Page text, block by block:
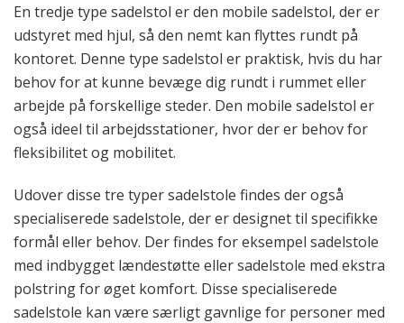
En tredje type sadelstol er den mobile sadelstol, der er
udstyret med hjul, så den nemt kan flyttes rundt på
kontoret. Denne type sadelstol er praktisk, hvis du har
behov for at kunne bevæge dig rundt i rummet eller
arbejde på forskellige steder. Den mobile sadelstol er
også ideel til arbejdsstationer, hvor der er behov for
fleksibilitet og mobilitet.
Udover disse tre typer sadelstole findes der også
specialiserede sadelstole, der er designet til specifikke
formål eller behov. Der findes for eksempel sadelstole
med indbygget lændestøtte eller sadelstole med ekstra
polstring for øget komfort. Disse specialiserede
sadelstole kan være særligt gavnlige for personer med